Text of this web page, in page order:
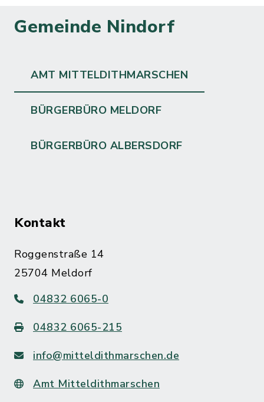
Gemeinde Nindorf
AMT MITTELDITHMARSCHEN
BÜRGERBÜRO MELDORF
BÜRGERBÜRO ALBERSDORF
Kontakt
Roggenstraße 14
25704 Meldorf
04832 6065-0
04832 6065-215
info@mitteldithmarschen.de
Amt Mitteldithmarschen